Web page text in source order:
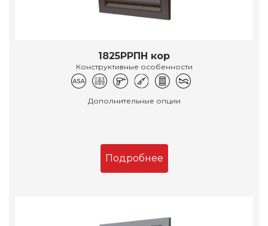
1825РРПН кор
Конструктивные особенности
Дополнительные опции
Подробнее